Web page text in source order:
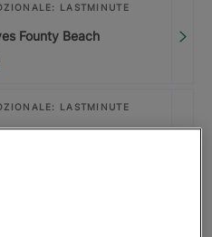
LASTMINUTE
Founty Beach
LASTMINUTE
Creta Marine